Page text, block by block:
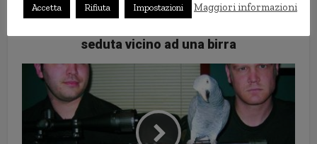
Studio: gli uomini considerano
seduta vicino ad una birra
Accetta Rifiuta Impostazioni Maggiori informazioni